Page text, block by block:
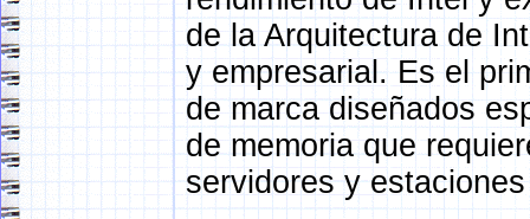
de la Arquitectura de
y empresarial. Es el
de marca diseñados
de memoria que
servidores y